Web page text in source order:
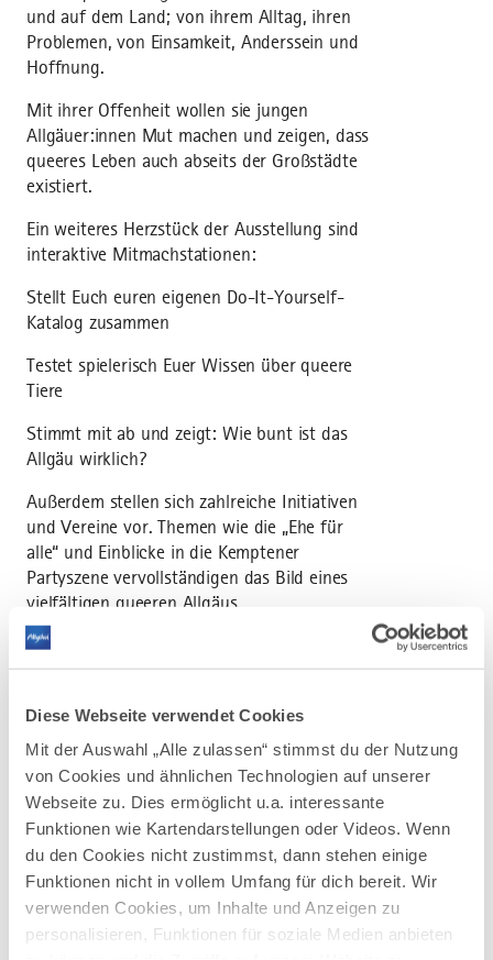
Diese Webseite verwendet Cookies
Mit der Auswahl „Alle zulassen“ stimmst du der Nutzung
von Cookies und ähnlichen Technologien auf unserer
Webseite zu. Dies ermöglicht u.a. interessante
Funktionen wie Kartendarstellungen oder Videos. Wenn
du den Cookies nicht zustimmst, dann stehen einige
Funktionen nicht in vollem Umfang für dich bereit. Wir
verwenden Cookies, um Inhalte und Anzeigen zu
personalisieren, Funktionen für soziale Medien anbieten
und auf dem Land; von ihrem Alltag, ihren
Problemen, von Einsamkeit, Anderssein und
Hoffnung.
Mit ihrer Offenheit wollen sie jungen
Allgäuer:innen Mut machen und zeigen, dass
queeres Leben auch abseits der Großstädte
existiert.
Ein weiteres Herzstück der Ausstellung sind
interaktive Mitmachstationen:
Stellt Euch euren eigenen Do-It-Yourself-
Katalog zusammen
Testet spielerisch Euer Wissen über queere
Tiere
Stimmt mit ab und zeigt: Wie bunt ist das
Allgäu wirklich?
Außerdem stellen sich zahlreiche Initiativen
und Vereine vor. Themen wie die „Ehe für
alle“ und Einblicke in die Kemptener
Partyszene vervollständigen das Bild eines
vielfältigen queeren Allgäus.